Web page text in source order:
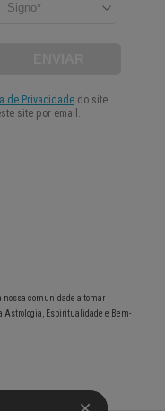
nossa comunidade a tomar
Espiritualidade e Bem-